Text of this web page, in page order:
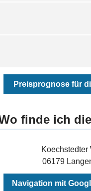
Preisprognose für
finde ich
Koechstedter
06179
Navigation mit